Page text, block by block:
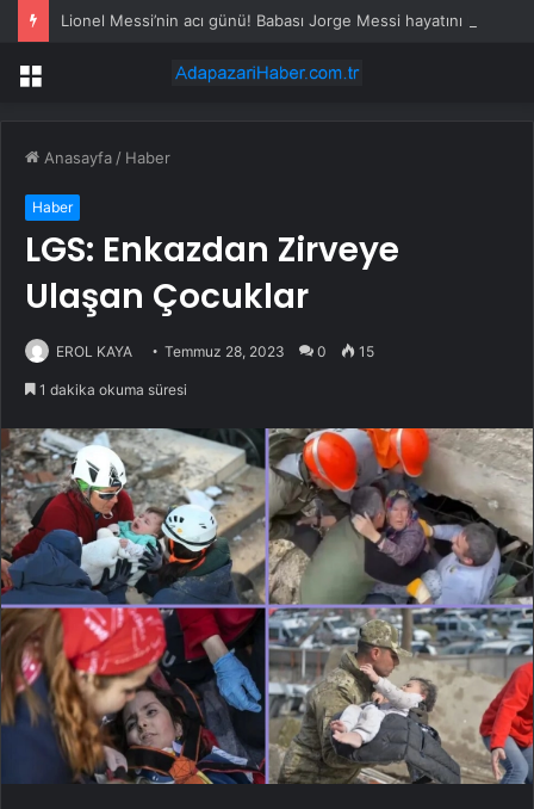
Menü
Anasayfa / Haber
Haber
LGS: Enkazdan Zirveye
Ulaşan Çocuklar
EROL KAYA Temmuz 28, 2023 0 15
1 dakika okuma süresi